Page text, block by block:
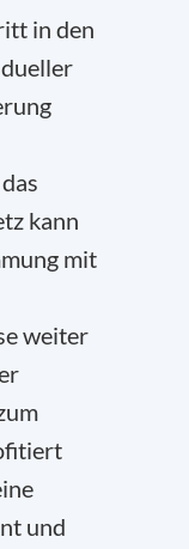
in den
kann
mit
weiter
und